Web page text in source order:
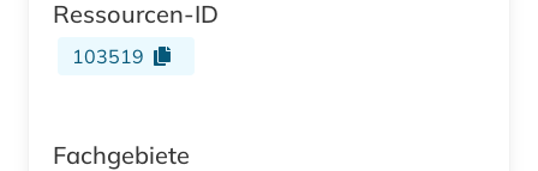
Ressourcen-ID
103519
Fachgebiete